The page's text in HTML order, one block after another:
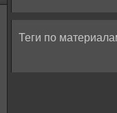
Теги по